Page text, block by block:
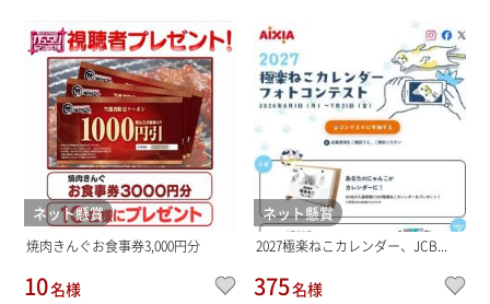
ネット懸賞
焼肉きんぐお食事券3,000円分
10名様
ネット懸賞
2027極楽ねこカレンダー、JCB...
375名様